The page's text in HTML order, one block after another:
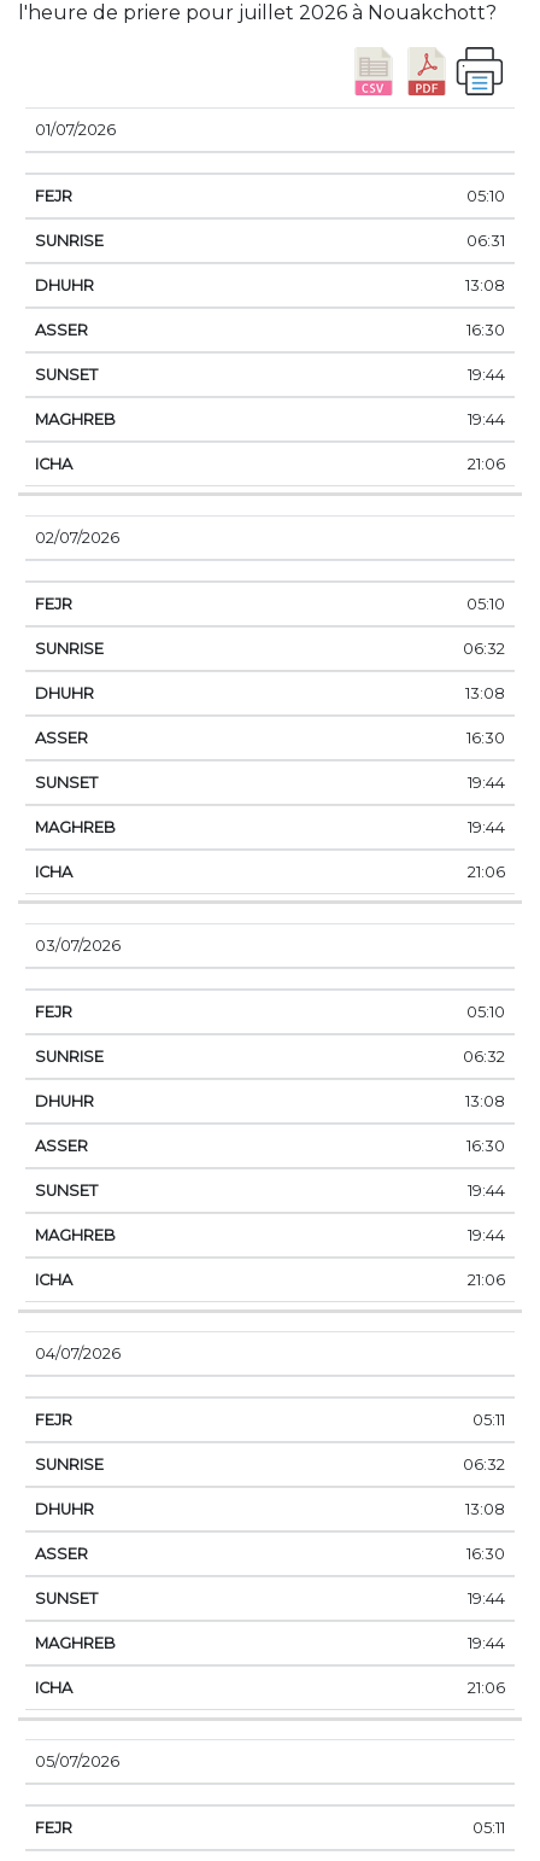
l'heure de priere pour juillet 2026 à Nouakchott?
DATE
01/07/2026
05:10
06:31
13:08
16:30
19:44
19:44
21:06
02/07/2026
05:10
06:32
13:08
16:30
19:44
19:44
21:06
03/07/2026
05:10
06:32
13:08
16:30
19:44
19:44
21:06
04/07/2026
05:11
06:32
13:08
16:30
19:44
19:44
21:06
05/07/2026
05:11